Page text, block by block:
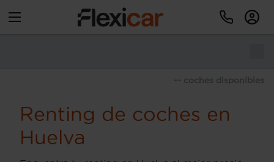
-- coches disponibles
Renting de coches en
Huelva